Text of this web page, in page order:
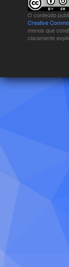
O conteúdo
Creative
menos que
claramente